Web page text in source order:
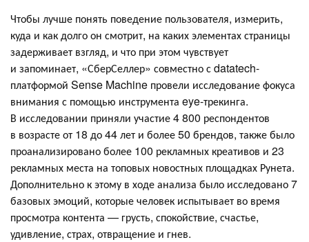
Чтобы лучше понять поведение пользователя, измерить,
куда и как долго он смотрит, на каких элементах страницы
задерживает взгляд, и что при этом чувствует
и запоминает, «СберСеллер» совместно с datatech-
платформой Sense Machine провели исследование фокуса
внимания с помощью инструмента eye-трекинга.
В исследовании приняли участие 4 800 респондентов
в возрасте от 18 до 44 лет и более 50 брендов, также было
проанализировано более 100 рекламных креативов и 23
рекламных места на топовых новостных площадках Рунета.
Дополнительно к этому в ходе анализа было исследовано 7
базовых эмоций, которые человек испытывает во время
просмотра контента — грусть, спокойствие, счастье,
удивление, страх, отвращение и гнев.